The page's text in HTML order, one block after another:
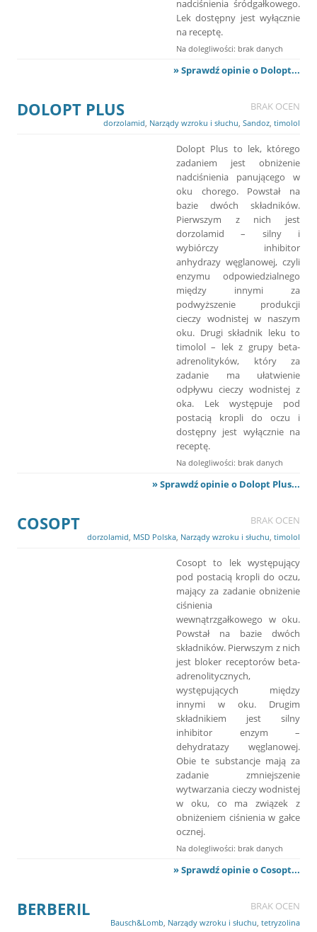
nadciśnienia śródgałkowego.
Lek dostępny jest wyłącznie
na receptę.
Na dolegliwości: brak danych
» Sprawdź opinie o Dolopt...
DOLOPT PLUS BRAK OCEN
dorzolamid Narządy wzroku i słuchu Sandoz timolol
Dolopt Plus to lek, którego
zadaniem jest obniżenie
nadciśnienia panującego w
oku chorego. Powstał na
bazie dwóch składników.
Pierwszym z nich jest
dorzolamid – silny i
wybiórczy inhibitor
anhydrazy węglanowej, czyli
enzymu odpowiedzialnego
między innymi za
podwyższenie produkcji
cieczy wodnistej w naszym
oku. Drugi składnik leku to
timolol – lek z grupy beta-
adrenolityków, który za
zadanie ma ułatwienie
odpływu cieczy wodnistej z
oka. Lek występuje pod
postacią kropli do oczu i
dostępny jest wyłącznie na
receptę.
Na dolegliwości: brak danych
» Sprawdź opinie o Dolopt Plus...
COSOPT BRAK OCEN
dorzolamid MSD Polska Narządy wzroku i słuchu timolol
Cosopt to lek występujący
pod postacią kropli do oczu,
mający za zadanie obniżenie
ciśnienia
wewnątrzgałkowego w oku.
Powstał na bazie dwóch
składników. Pierwszym z nich
jest bloker receptorów beta-
adrenolitycznych,
występujących między
innymi w oku. Drugim
składnikiem jest silny
inhibitor enzym –
dehydratazy węglanowej.
Obie te substancje mają za
zadanie zmniejszenie
wytwarzania cieczy wodnistej
w oku, co ma związek z
obniżeniem ciśnienia w gałce
ocznej.
Na dolegliwości: brak danych
» Sprawdź opinie o Cosopt...
BERBERIL BRAK OCEN
Bausch&Lomb Narządy wzroku i słuchu tetryzolina